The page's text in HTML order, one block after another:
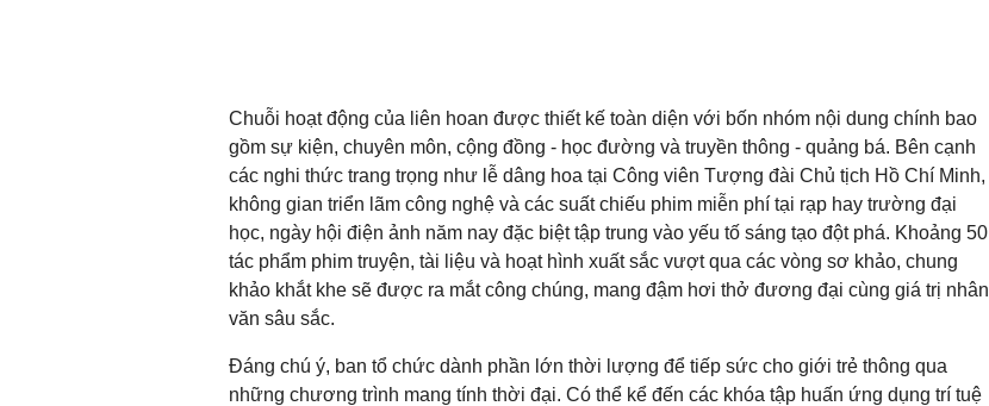
Chuỗi hoạt động của liên hoan được thiết kế toàn diện với bốn nhóm nội dung chính bao
gồm sự kiện, chuyên môn, cộng đồng - học đường và truyền thông - quảng bá. Bên cạnh
các nghi thức trang trọng như lễ dâng hoa tại Công viên Tượng đài Chủ tịch Hồ Chí Minh,
không gian triển lãm công nghệ và các suất chiếu phim miễn phí tại rạp hay trường đại
học, ngày hội điện ảnh năm nay đặc biệt tập trung vào yếu tố sáng tạo đột phá. Khoảng 50
tác phẩm phim truyện, tài liệu và hoạt hình xuất sắc vượt qua các vòng sơ khảo, chung
khảo khắt khe sẽ được ra mắt công chúng, mang đậm hơi thở đương đại cùng giá trị nhân
văn sâu sắc.
Đáng chú ý, ban tổ chức dành phần lớn thời lượng để tiếp sức cho giới trẻ thông qua
những chương trình mang tính thời đại. Có thể kể đến các khóa tập huấn ứng dụng trí tuệ